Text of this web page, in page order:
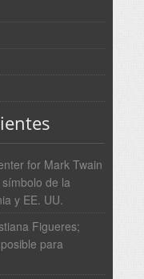
for Mark Twain
de la
y EE. UU.
Figueres;
para